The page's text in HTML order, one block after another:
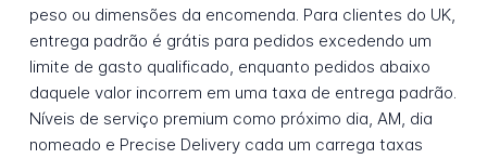
peso ou dimensões da encomenda. Para clientes do UK,
entrega padrão é grátis para pedidos excedendo um
limite de gasto qualificado, enquanto pedidos abaixo
daquele valor incorrem em uma taxa de entrega padrão.
Níveis de serviço premium como próximo dia, AM, dia
nomeado e Precise Delivery cada um carrega taxas